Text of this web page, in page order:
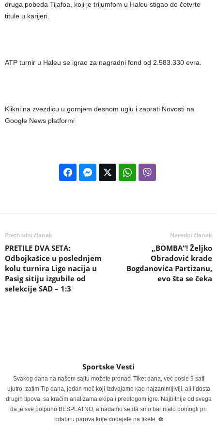
druga pobeda Tijafoa, koji je trijumfom u Haleu stigao do četvrte
titule u karijeri.
ATP turnir u Haleu se igrao za nagradni fond od 2.583.330 evra.
Klikni na zvezdicu u gornjem desnom uglu i zaprati Novosti na
Google News platformi
Prethodni članak
PRETILE DVA SETA:
Odbojkašice u poslednjem
kolu turnira Lige nacija u
Pasig sitiju izgubile od
selekcije SAD – 1:3
Naredni članak
„BOMBA“! Željko
Obradović krade
Bogdanovića Partizanu,
evo šta se čeka
Sportske Vesti
Svakog dana na našem sajtu možete pronaći Tiket dana, već posle 9 sati
ujutro, zatim Tip dana, jedan meč koji izdvajamo kao najzanimljiviji, ali i dosta
drugih tipova, sa kraćim analizama ekipa i predlogom igre. Najbitnije od svega
da je sve potpuno BESPLATNO, a nadamo se da smo bar malo pomogli pri
odabiru parova koje dodajete na tikete. ⚽